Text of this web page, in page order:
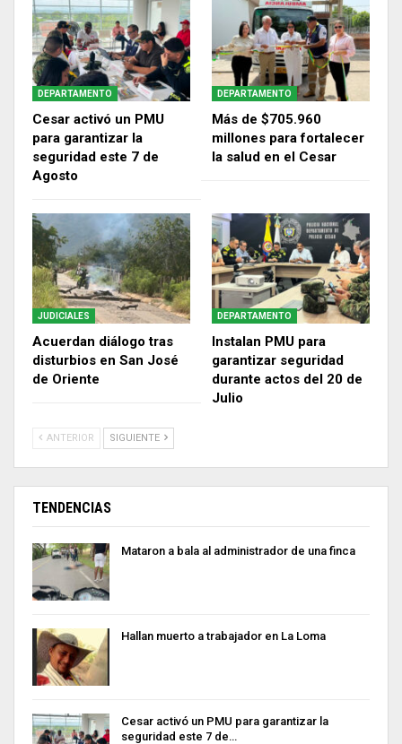
DEPARTAMENTO
Cesar activó un PMU
para garantizar la
seguridad este 7 de
Agosto
DEPARTAMENTO
Más de $705.960
millones para fortalecer
la salud en el Cesar
JUDICIALES
Acuerdan diálogo tras
disturbios en San José
de Oriente
DEPARTAMENTO
Instalan PMU para
garantizar seguridad
durante actos del 20 de
Julio
ANTERIOR SIGUIENTE
TENDENCIAS
Mataron a bala al administrador de una finca
Hallan muerto a trabajador en La Loma
Cesar activó un PMU para garantizar la
seguridad este 7 de…